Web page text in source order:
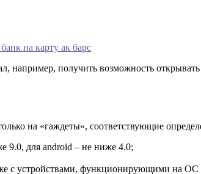
на карту ак барс
получить возможность
на «гаждеты», соответствующие
9.0, для android – не ниже 4.0;
с устройствами, функционирующими на